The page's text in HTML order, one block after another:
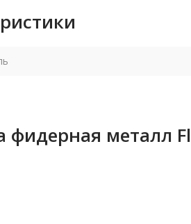
фидерная металл